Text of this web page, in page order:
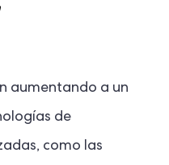
aumentando a un
de
como las